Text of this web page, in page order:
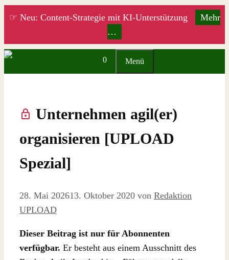
Zum
☞ Neu: Content-Strategie mit KI-Unterstützung
Mehr
…
0 Menü
Unternehmen agil(er)
organisieren [UPLOAD
Spezial]
28. Mai 202613. Oktober 2020 von Redaktion
UPLOAD
Dieser Beitrag ist nur für Abonnenten
verfügbar. Er besteht aus einem Ausschnitt des